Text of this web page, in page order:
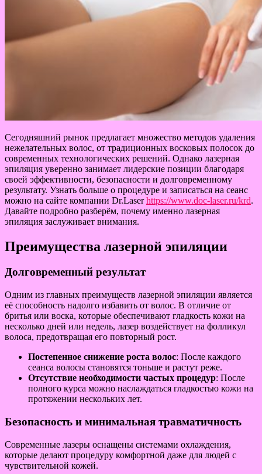
Сегодняшний рынок предлагает множество методов удаления
нежелательных волос, от традиционных восковых полосок до
современных технологических решений. Однако лазерная
эпиляция уверенно занимает лидерские позиции благодаря
своей эффективности, безопасности и долговременному
результату. Узнать больше о процедуре и записаться на сеанс
можно на сайте компании Dr.Laserhttps://www.doc-laser.ru/krd.
Давайте подробно разберём, почему именно лазерная
эпиляция заслуживает внимания.
Преимущества лазерной эпиляции
Долговременный результат
Одним из главных преимуществ лазерной эпиляции является
её способность надолго избавить от волос. В отличие от
бритья или воска, которые обеспечивают гладкость кожи на
несколько дней или недель, лазер воздействует на фолликул
волоса, предотвращая его повторный рост.
Постепенное снижение роста волос: После каждого
сеанса волосы становятся тоньше и растут реже.
Отсутствие необходимости частых процедур: После
полного курса можно наслаждаться гладкостью кожи на
протяжении нескольких лет.
Безопасность и минимальная травматичность
Современные лазеры оснащены системами охлаждения,
которые делают процедуру комфортной даже для людей с
чувствительной кожей.